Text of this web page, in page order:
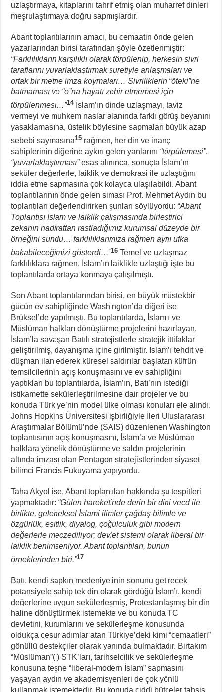
uzlaştırmaya, kitaplarını tahrif etmiş olan muharref dinleri
meşrulaştırmaya doğru sapmışlardır.
Abant toplantılarının amacı, bu cemaatin önde gelen
yazarlarından birisi tarafından şöyle özetlenmiştir:
“Farklılıkların karşılıklı olarak törpülenip, herkesin sivri
taraflarını yuvarlaklaştırmak suretiyle anlaşmaları ve
ortak bir metne imza koymaları… Sivriliklerin “öteki”ne
batmaması ve “o”na hayatı zehir etmemesi için
törpülenmesi…”14İslam’ın dinde uzlaşmayı, taviz
vermeyi ve muhkem naslar alanında farklı görüş beyanını
yasaklamasına, üstelik böylesine sapmaları büyük azap
sebebi saymasına15 rağmen, her din ve inanç
sahiplerinin diğerine aykırı gelen yanlarını “törpülemesi”,
“yuvarlaklaştırması”esas alınınca, sonuçta İslam’ın
seküler değerlerle, laiklik ve demokrasi ile uzlaştığını
iddia etme sapmasına çok kolayca ulaşılabildi. Abant
toplantılarının önde gelen siması Prof. Mehmet Aydın bu
toplantıları değerlendirirken şunları söylüyordu: “Abant
Toplantısı İslam ve laiklik çalışmasında birleştirici
zekanın nadirattan rastladığımız kurumsal düzeyde bir
örneğini sundu… farklılıklarımıza rağmen aynı ufka
bakabileceğimizi gösterdi…”16 Temel ve uzlaşmaz
farklılıklara rağmen, İslam’ın laiklikle uzlaştığı işte bu
toplantılarda ortaya konmaya çalışılmıştı.
Son Abant toplantılarından birisi, en büyük müstekbir
gücün ev sahipliğinde Washington’da diğeri ise
Brüksel’de yapılmıştı. Bu toplantılarda, İslam’ı ve
Müslüman halkları dönüştürme projelerini hazırlayan,
İslam’la savaşan Batılı stratejistlerle stratejik ittifaklar
geliştirilmiş, dayanışma içine girilmiştir. İslam’ı tehdit ve
düşman ilan ederek küresel saldırılar başlatan küfrün
temsilcilerinin açış konuşmasını ve ev sahipliğini
yaptıkları bu toplantılarda, İslam’ın, Batı’nın istediği
istikamette sekülerleştirilmesine dair projeler ve bu
konuda Türkiye’nin model ülke olması konuları ele alındı.
Johns Hopkins Üniversitesi işbirliğiyle İleri Uluslararası
Araştırmalar Bölümü’nde (SAIS) düzenlenen Washington
toplantısının açış konuşmasını, İslam’a ve Müslüman
halklara yönelik dönüştürme ve saldırı projelerinin
altında imzası olan Pentagon stratejistlerinden siyaset
bilimci Francis Fukuyama yapıyordu.
Taha Akyol ise, Abant toplantıları hakkında şu tespitleri
yapmaktadır: “Gülen hareketinde derin bir dini vecd ile
birlikte, geleneksel İslami ilimler çağdaş bilimle ve
özgürlük, eşitlik, diyalog, çoğulculuk gibi modern
değerlerle meczediliyor; devlet sistemi olarak liberal bir
laiklik benimseniyor. Abant toplantıları, bunun
örneklerinden biri.”17
Batı, kendi sapkın medeniyetinin sonunu getirecek
potansiyele sahip tek din olarak gördüğü İslam’ı, kendi
değerlerine uygun sekülerleşmiş, Protestanlaşmış bir din
haline dönüştürmek istemekte ve bu konuda TC
devletini, kurumlarını ve sekülerleşme konusunda
oldukça cesur adımlar atan Türkiye’deki kimi “cemaatleri”
gönüllü destekçiler olarak yanında bulmaktadır. Birtakım
“Müslüman”(!) STK’ları, tarihselcilik ve sekülerleşme
konusuna teşne “liberal-modern İslam” sapmasını
yaşayan aydın ve akademisyenleri de çok yönlü
kullanmak istemektedir. Bu konuda ciddi bütçeler tahsis